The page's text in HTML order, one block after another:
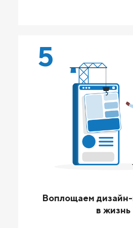
5
Воплощаем
в жизнь